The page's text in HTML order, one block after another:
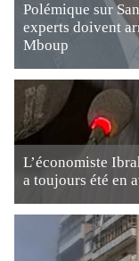
Polémique sur
experts doivent
Mboup
L’économiste
a toujours été en